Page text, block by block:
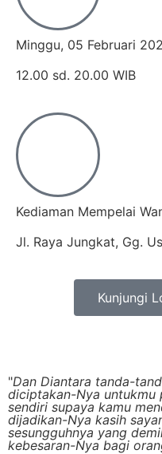
Minggu, 05 Februari
12.00 sd. 20.00 WIB
Kediaman Mempelai
Jl. Raya Jungkat, Gg.
Kunjungi
"Dan Diantara tanda-
diciptakan-Nya untukmu
sendiri supaya kamu
dijadikan-Nya kasih
sesungguhnya yang
kebesaran-Nya bagi